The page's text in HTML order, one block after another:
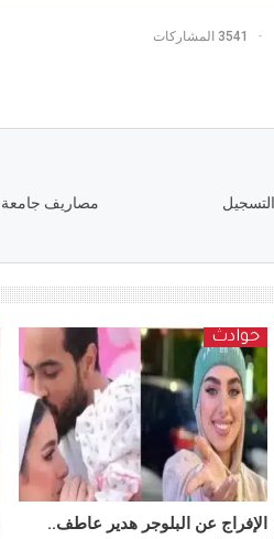
3541 المشاركات
حوادث
الإفراج عن البلوجر هدير عاطف..